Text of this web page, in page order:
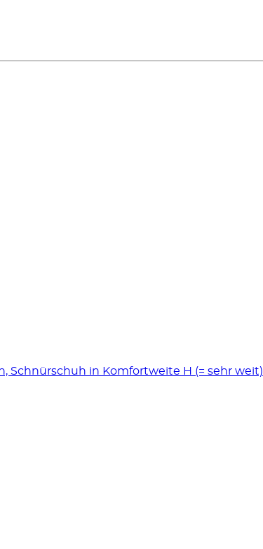
Schnürschuh in Komfortweite H (= sehr weit)